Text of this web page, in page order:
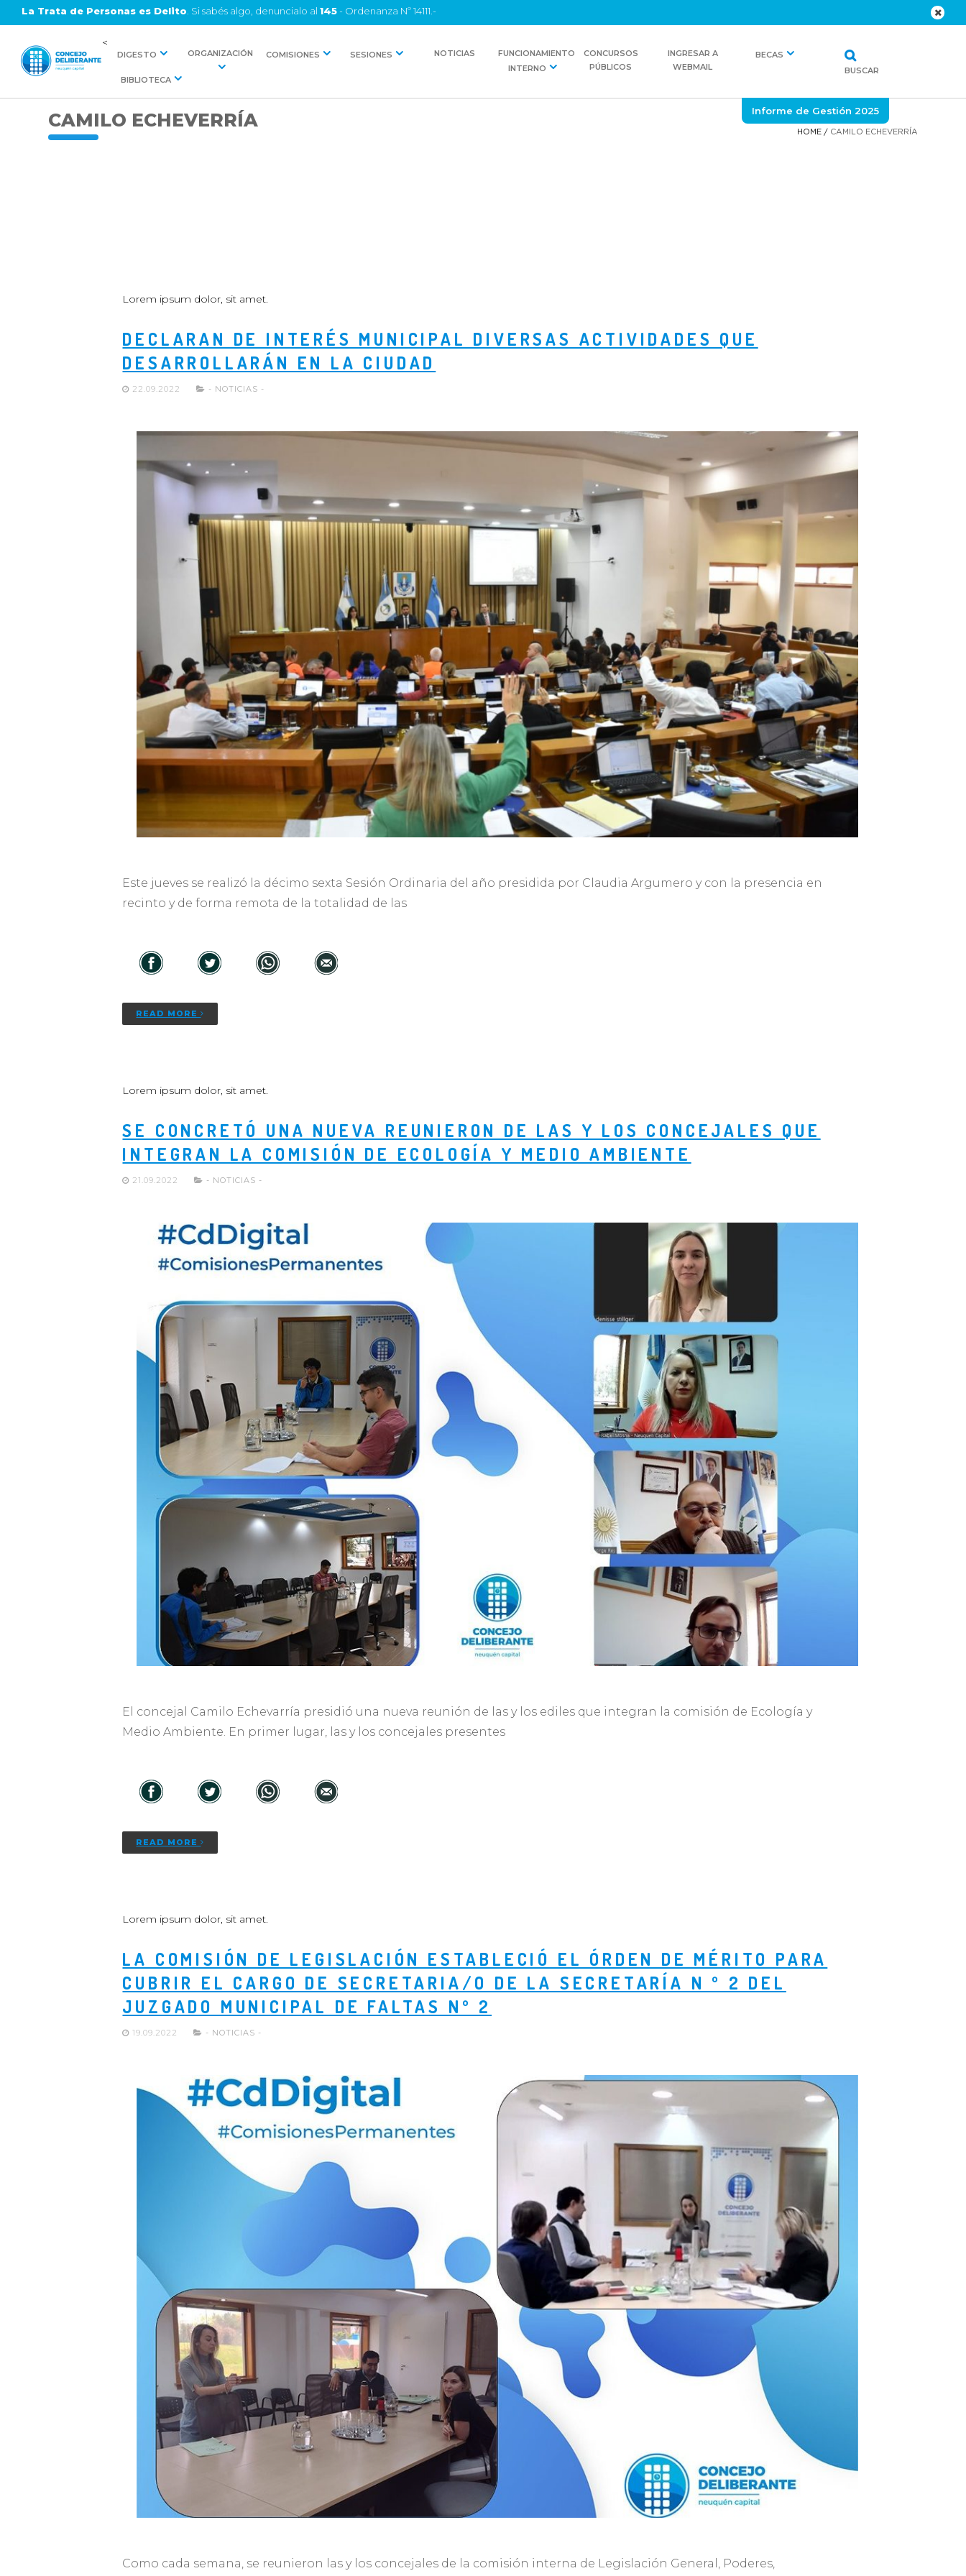
La Trata de Personas es Delito . Si sabés algo, denuncialo al 145- Ordenanza Nº 14111.-
<
DIGESTO ORGANIZACIÓN COMISIONES SESIONES NOTICIAS
FUNCIONAMIENTO
INTERNO
CONCURSOS
PÚBLICOS
INGRESAR A
WEBMAIL
BECAS
BIBLIOTECA
BUSCAR
Informe de Gestión 2025
CAMILO ECHEVERRÍA
HOME/ CAMILO ECHEVERRÍA
Lorem ipsum dolor, sit amet.
DECLARAN DE INTERÉS MUNICIPAL DIVERSAS ACTIVIDADES QUE
DESARROLLARÁN EN LA CIUDAD
22.09.2022 - NOTICIAS -
Este jueves se realizó la décimo sexta Sesión Ordinaria del año presidida por Claudia Argumero y con la presencia en
recinto y de forma remota de la totalidad de las
READ MORE
Lorem ipsum dolor, sit amet.
SE CONCRETÓ UNA NUEVA REUNIERON DE LAS Y LOS CONCEJALES QUE
INTEGRAN LA COMISIÓN DE ECOLOGÍA Y MEDIO AMBIENTE
21.09.2022 - NOTICIAS -
El concejal Camilo Echevarría presidió una nueva reunión de las y los ediles que integran la comisión de Ecología y
Medio Ambiente. En primer lugar, las y los concejales presentes
READ MORE
Lorem ipsum dolor, sit amet.
LA COMISIÓN DE LEGISLACIÓN ESTABLECIÓ EL ÓRDEN DE MÉRITO PARA
CUBRIR EL CARGO DE SECRETARIA/O DE LA SECRETARÍA N º 2 DEL
JUZGADO MUNICIPAL DE FALTAS Nº 2
19.09.2022 - NOTICIAS -
Como cada semana, se reunieron las y los concejales de la comisión interna de Legislación General, Poderes,